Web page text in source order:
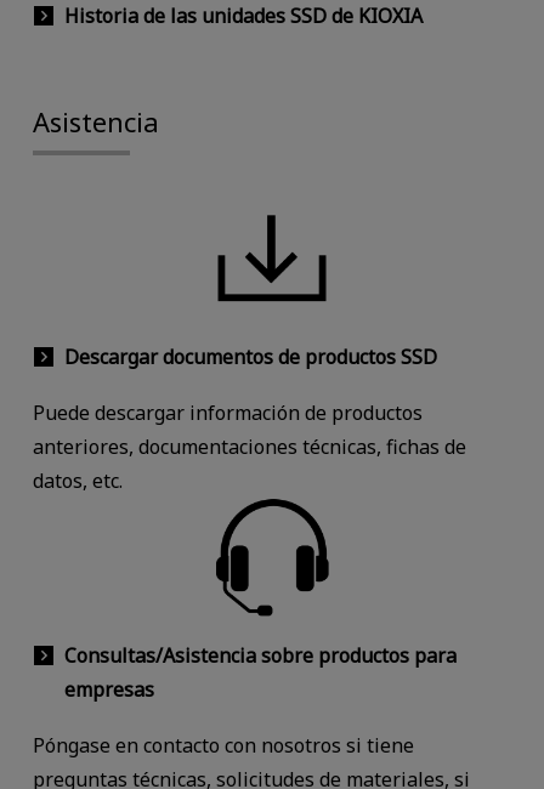
Historia de las unidades SSD de KIOXIA
Asistencia
Descargar documentos de productos SSD
Puede descargar información de productos
anteriores, documentaciones técnicas, fichas de
datos, etc.
Consultas/Asistencia sobre productos para
empresas
Póngase en contacto con nosotros si tiene
preguntas técnicas, solicitudes de materiales, si